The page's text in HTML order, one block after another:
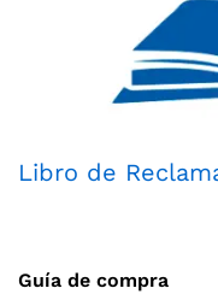
Libro de
Guía de compra